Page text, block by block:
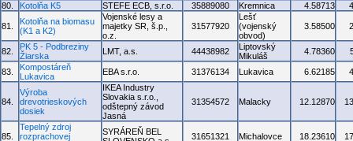
80. Kotolňa K5 STEFE ECB, s.r.o. 35889080 Kremnica 4.58713
81.
Kotolňa na biomasu
(K1 a K2)
Vojenské lesy a
majetky SR, š.p.,
o.z.
31577920
Lešť
(vojenský
obvod)
3.58500
82.
PK 5 - Podbreziny
Žiarska
LMT, a.s. 44438982
Liptovský
Mikuláš
4.78360
83.
Kompostáreň
Lukavica
EBA s.r.o. 31376134 Lukavica 6.62185
84.
Výroba
drevotrieskových
dosiek
IKEA Industry
Slovakia s.r.o.,
odštepný závod
Jasná
31354572 Malacky 12.12870
85.
Tepelný zdroj
rozprachovej
SYRÁREŇ BEL
31651321 Michalovce 18.23610